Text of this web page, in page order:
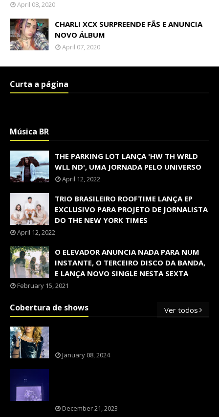
April 08, 2020
CHARLI XCX SURPREENDE FÃS E ANUNCIA
NOVO ÁLBUM
April 07, 2020
Curta a página
Música BR
THE PARKING LOT LANÇA 'HW TH WRLD
WLL ND', UMA JORNADA PELO UNIVERSO
April 12, 2022
TRIO BRASILEIRO ROOFTIME LANÇA EP
EXCLUSIVO PARA PROJETO DE JORNALISTA
DO THE NEW YORK TIMES
April 12, 2022
O ELEVADOR ANUNCIA NADA PARA NUM
INSTANTE, O TERCEIRO DISCO DA BANDA,
E LANÇA NOVO SINGLE NESTA SEXTA
February 15, 2021
Cobertura de shows Ver todos
January 08, 2024
December 21, 2023